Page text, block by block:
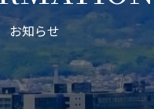
お知らせ